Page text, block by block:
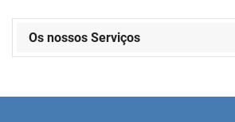
Os nossos Serviços